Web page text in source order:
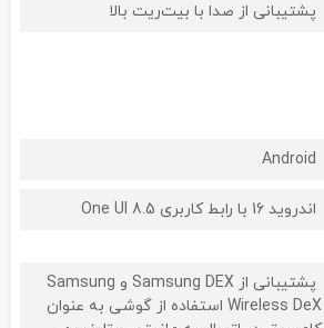
پشتیبانی از صدا با بیت‌ریت بالا
Android
اندروید 16 با رابط کاربری One UI 8.5
پشتیبانی از Samsung DEX و Samsung
Wireless DeX استفاده از گوشی به عنوان